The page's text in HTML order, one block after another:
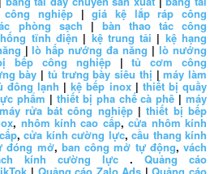
nghiệp |giá kệ lắp ráp công
phòng sạch | bàn thao tác công
tĩnh điện | kệ trung tải | kệ hạng
|lò hấp nướng đa năng |lò nướng
bếp công nghiệp|tủ cơm công
bày | tủ trưng bày siêu thị |máy làm
đông lạnh |kệ bếp inox| thiết bị quầy
phẩm | thiết bị pha chế cà phê | máy
máy rửa bát công nghiệp|thiết bị bếp
, nhôm kính cao cấp,cửa nhôm kính
, cửa kính cường lực, cầu thang kính
đóng mở, ban công mở tự động, vách
kính cường lực . Quảng cáo